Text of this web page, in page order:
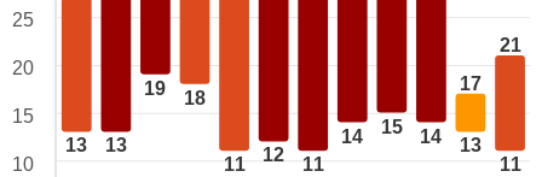
13 13
19 18
11 12 11
14 15 14
17
13
21
11
25
20
15
10